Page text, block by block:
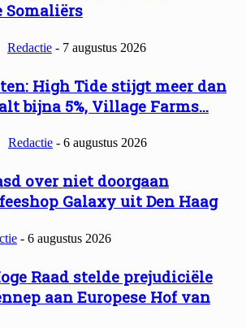
Somaliërs
Redactie - 7 augustus 2026
High Tide stijgt meer dan
bijna 5%, Village Farms...
Redactie - 6 augustus 2026
over niet doorgaan
Galaxy uit Den Haag
- 6 augustus 2026
Raad stelde prejudiciële
aan Europese Hof van